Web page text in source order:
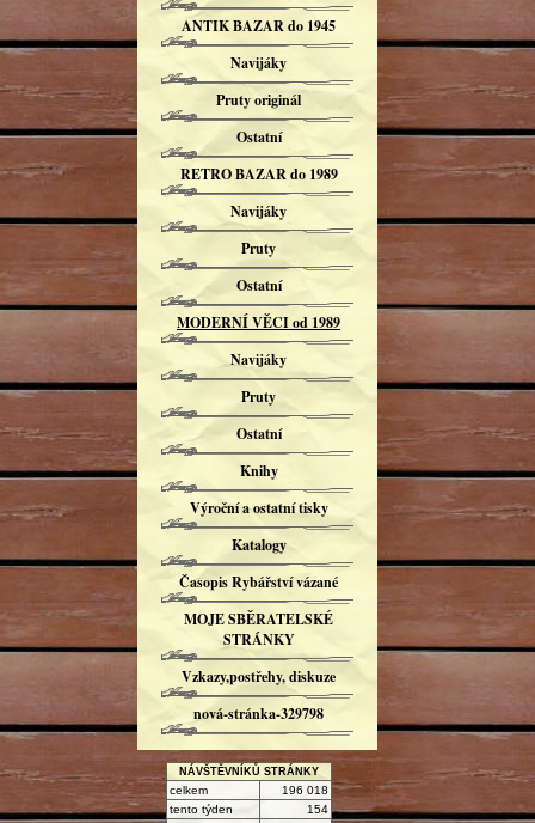
ANTIK BAZAR do 1945
Navijáky
Pruty originál
Ostatní
RETRO BAZAR do 1989
Navijáky
Pruty
Ostatní
MODERNÍ VĚCI od 1989
Navijáky
Pruty
Ostatní
Knihy
Výroční a ostatní tisky
Katalogy
Časopis Rybářství vázané
MOJE SBĚRATELSKÉ
STRÁNKY
Vzkazy,postřehy, diskuze
nová-stránka-329798
NÁVŠTĚVNÍKŮ STRÁNKY
celkem
196 018
tento týden
154